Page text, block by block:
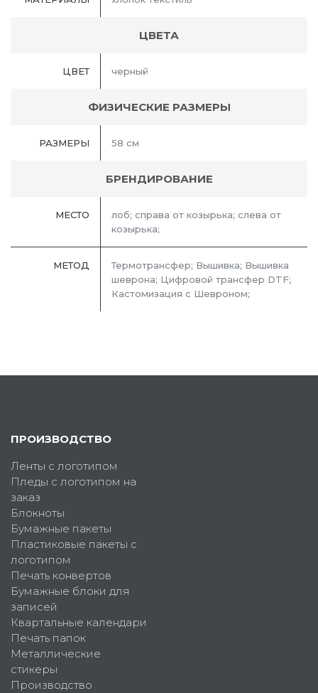
ЦВЕТА
ЦВЕТ черный
ФИЗИЧЕСКИЕ РАЗМЕРЫ
РАЗМЕРЫ 58 см
БРЕНДИРОВАНИЕ
МЕСТО
лоб; справа от козырька; слева от
козырька;
МЕТОД
Термотрансфер; Вышивка; Вышивка
шеврона; Цифровой трансфер DTF;
Кастомизация с Шевроном;
ПРОИЗВОДСТВО
Ленты с логотипом
Пледы с логотипом на
заказ
Блокноты
Бумажные пакеты
Пластиковые пакеты с
логотипом
Печать конвертов
Бумажные блоки для
записей
Квартальные календари
Печать папок
Металлические
стикеры
Производство